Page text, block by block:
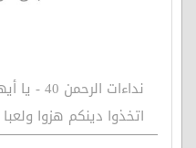
نداءات
اتخذوا دينكم هزوا ولعبا